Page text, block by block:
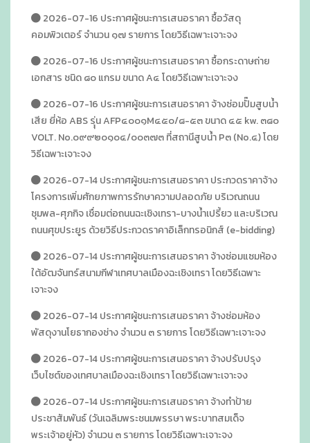
2026-07-16 ประกาศผู้ชนะการเสนอราคา ซื้อวัสดุ
คอมพิวเตอร์ จำนวน ๑๗ รายการ โดยวิธีเฉพาะเจาะจง
2026-07-16 ประกาศผู้ชนะการเสนอราคา ซื้อกระดาษถ่าย
เอกสาร ชนิด ๘๐ แกรม ขนาด A๔ โดยวิธีเฉพาะเจาะจง
2026-07-16 ประกาศผู้ชนะการเสนอราคา จ้างซ่อมปั๊มสูบน้ำ
เสีย ยี่ห้อ ABS รุุ่น AFP๔๐๐๑M๔๕๐/๘-๕๓ ขนาด ๔๕ kw. ๓๘๐
VOLT. No.๐๙๙๒๐๑๐๔/๐๐๓๗๓ ที่สถานีสูบน้ำ P๓ (No.๔) โดย
วิธีเฉพาะเจาะจง
2026-07-14 ประกาศผู้ชนะการเสนอราคา ประกวดราคาจ้าง
โครงการเพิ่มศักยภาพการรักษาความปลอดภัย บริเวณถนน
ชุมพล-ศุภกิจ เชื่อมต่อถนนฉะเชิงเทรา-บางน้ำเปรี้ยว และบริเวณ
ถนนศุขประยูร ด้วยวิธีประกวดราคาอิเล็กทรอนิกส์ (e-bidding)
2026-07-14 ประกาศผู้ชนะการเสนอราคา จ้างซ่อมแซมห้อง
ใต้อัฒจันทร์สนามกีฬาเทศบาลเมืองฉะเชิงเทรา โดยวิธีเฉพาะ
เจาะจง
2026-07-14 ประกาศผู้ชนะการเสนอราคา จ้างซ่อมห้อง
พัสดุงานโยธากองช่าง จำนวน ๓ รายการ โดยวิธีเฉพาะเจาะจง
2026-07-14 ประกาศผู้ชนะการเสนอราคา จ้างปรับปรุง
เว็บไซต์ของเทศบาลเมืองฉะเชิงเทรา โดยวิธีเฉพาะเจาะจง
2026-07-14 ประกาศผู้ชนะการเสนอราคา จ้างทำป้าย
ประชาสัมพันธ์ (วันเฉลิมพระชนมพรรษา พระบาทสมเด็จ
พระเจ้าอยู่หัว) จำนวน ๓ รายการ โดยวิธีเฉพาะเจาะจง